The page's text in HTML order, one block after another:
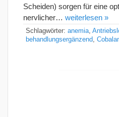
Scheiden) sorgen für eine
nervlicher… weiterlesen »
Schlagwörter: anemia
behandlungsergänzend